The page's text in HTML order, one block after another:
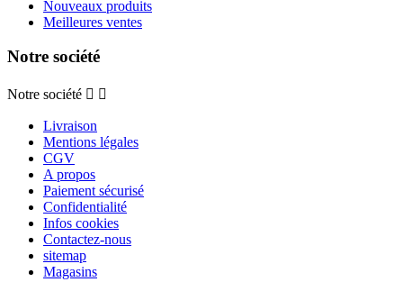
Nouveaux produits
Meilleures ventes
Notre société
Notre société  
Livraison
Mentions légales
CGV
A propos
Paiement sécurisé
Confidentialité
Infos cookies
Contactez-nous
sitemap
Magasins